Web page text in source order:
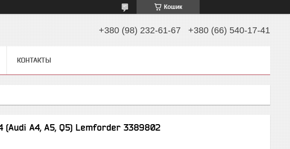
Кошик
+380 (98) 232-61-67 +380 (66) 540-17-41
КОНТАКТЫ
(Audi A4, A5, Q5) Lemforder 3389802